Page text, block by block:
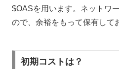
$OASを用います。ネットワ
ので、余裕をもって保有して
初期コストは？